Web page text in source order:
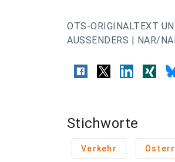
OTS-ORIGINALTEXT
AUSSENDERS | NAR/
Stichworte
Verkehr